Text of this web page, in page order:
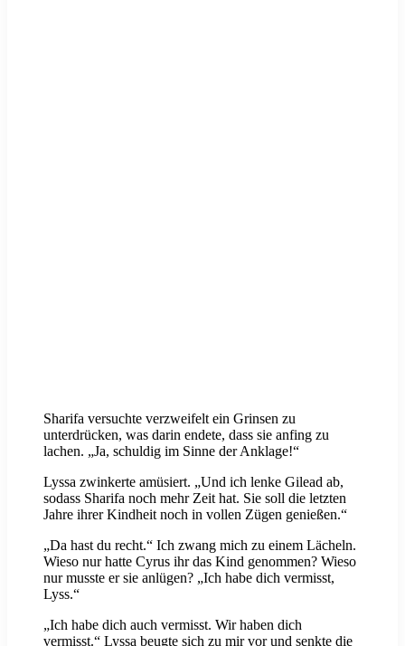
Sharifa versuchte verzweifelt ein Grinsen zu
unterdrücken, was darin endete, dass sie anfing zu
lachen. „Ja, schuldig im Sinne der Anklage!“
Lyssa zwinkerte amüsiert. „Und ich lenke Gilead ab,
sodass Sharifa noch mehr Zeit hat. Sie soll die letzten
Jahre ihrer Kindheit noch in vollen Zügen genießen.“
„Da hast du recht.“ Ich zwang mich zu einem Lächeln.
Wieso nur hatte Cyrus ihr das Kind genommen? Wieso
nur musste er sie anlügen? „Ich habe dich vermisst,
Lyss.“
„Ich habe dich auch vermisst. Wir haben dich
vermisst.“ Lyssa beugte sich zu mir vor und senkte die